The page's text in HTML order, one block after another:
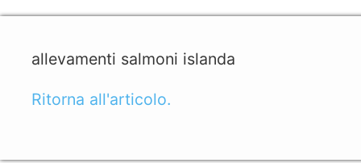
allevamenti salmoni islanda
Ritorna all'articolo.